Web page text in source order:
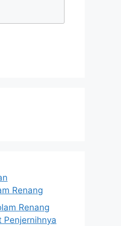
Renang
Renang
Penjernihnya